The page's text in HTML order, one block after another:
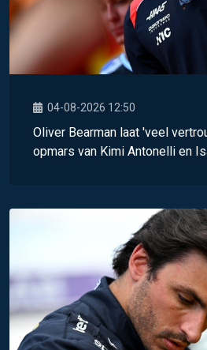
04-08-2026 12:50
Oliver Bearman laat 'veel
opmars van Kimi Antonelli en